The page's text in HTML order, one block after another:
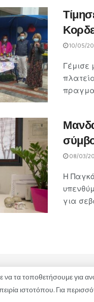
10/05/
Γέμισε
08/03/
Η
για
ΑΠΟΡΡΗΤΟΥ ΔΙΑΦΗΜΙΣΗ
τα τοποθετήσουμε για
ιστοτόπου. Για